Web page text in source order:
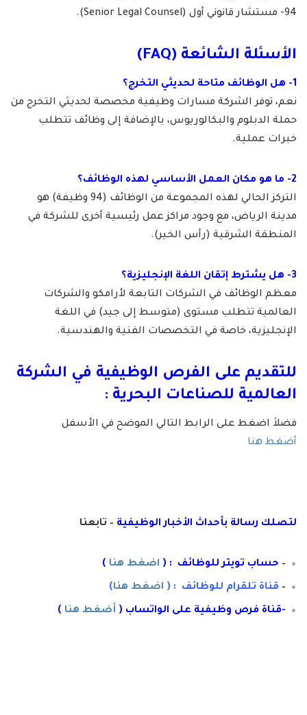
94- مستشار قانوني أول (Senior Legal Counsel).
الأسئلة الشائعة (FAQ)
1- هل الوظائف متاحة لحديثي التخرج؟
نعم، توفر الشركة مسارات وظيفية مخصصة لحديثي التخرج من
حملة الدبلوم والبكالوريوس، بالإضافة إلى وظائف تتطلب
خبرات عملية.
2- ما هو مكان العمل الأساسي لهذه الوظائف؟
التركز الحالي لهذه المجموعة من الوظائف (94 وظيفة) هو
مدينة الرياض، مع وجود مراكز عمل رئيسية أخرى للشركة في
المنطقة الشرقية (رأس الخير).
3- هل يشترط إتقان اللغة الإنجليزية؟
معظم الوظائف في الشركات التابعة لأرامكو والشركات
العالمية تتطلب مستوى (متوسط إلى جيد) في اللغة
الإنجليزية، خاصة في التخصصات الفنية والهندسية.
للتقديم على الفرص الوظيفية في الشركة
العالمية للصناعات البحرية :
فضلاَ اضغط على الرابط التالي الموضح في الأسفل
أضغط هنا
لتصلك رسالة بأحداث الأخبار الوظيفية – تابعنا
– حساب تويتر للوظائف : ( اضغط هنا )
– قناة تلقرام للوظائف : ( اضغط هنا)
-قناة فرص وظيفية على الواتساب ( أضغط هنا )